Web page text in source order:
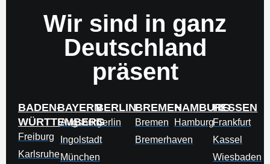
Wir sind in ganz
Deutschland
präsent
BADEN-
WÜRTTEMBERG
Freiburg
Karlsruhe
BAYERN
Augsburg
Ingolstadt
München
BERLIN
Berlin
BREMEN
Bremen
Bremerhaven
HAMBURG
Hamburg
HESSEN
Frankfurt
Kassel
Wiesbaden